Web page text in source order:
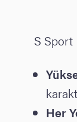
S Sport
Her